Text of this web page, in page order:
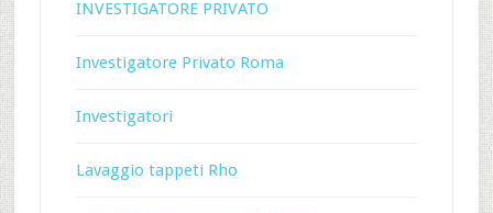
INVESTIGATORE PRIVATO
Investigatore Privato Roma
Investigatori
Lavaggio tappeti Rho